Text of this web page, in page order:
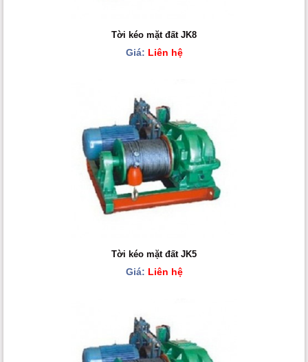
Tời kéo mặt đất JK8
Giá: Liên hệ
Tời kéo mặt đất JK5
Giá: Liên hệ